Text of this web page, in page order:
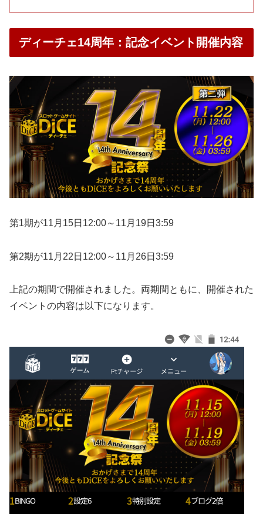
ディーチェ14周年：記念イベント開催内容
第1期が11月15日12:00～11月19日3:59
第2期が11月22日12:00～11月26日3:59
上記の期間で開催されました。 両期間ともに、開催された
イベントの内容は以下になります。